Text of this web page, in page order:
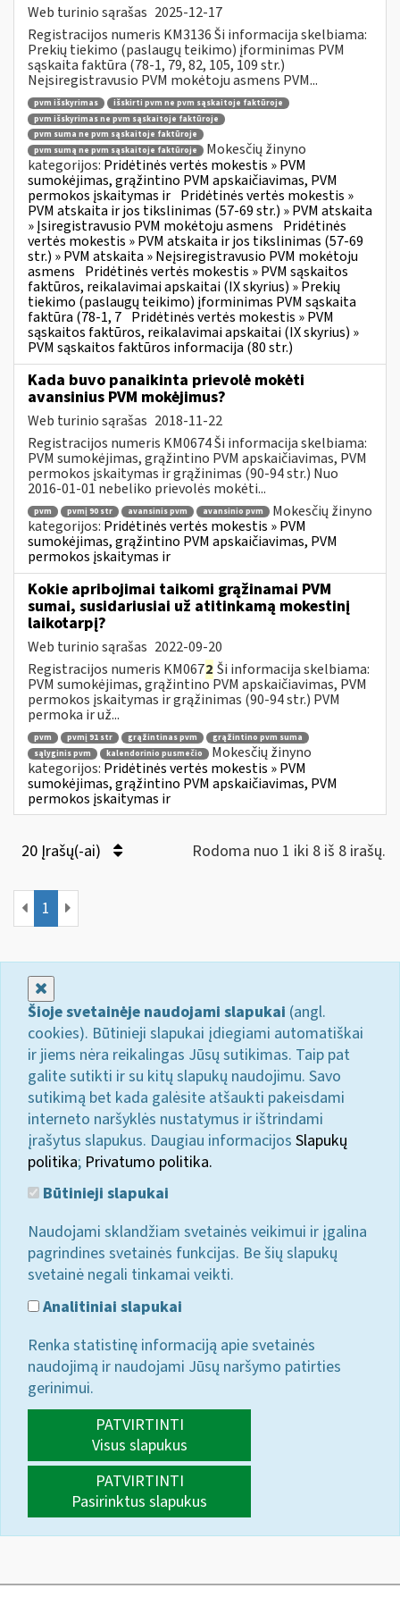
Web turinio sąrašas 2025-12-17
Registracijos numeris KM3136 Ši informacija skelbiama:
Prekių tiekimo (paslaugų teikimo) įforminimas PVM
sąskaita faktūra (78-1, 79, 82, 105, 109 str.)
Neįsiregistravusio PVM mokėtoju asmens PVM...
pvm išskyrimas
išskirti pvm ne pvm sąskaitoje faktūroje
pvm išskyrimas ne pvm sąskaitoje faktūroje
pvm suma ne pvm sąskaitoje faktūroje
pvm sumą ne pvm sąskaitoje faktūroje
Mokesčių žinyno
kategorijos: Pridėtinės vertės mokestis » PVM
sumokėjimas, grąžintino PVM apskaičiavimas, PVM
permokos įskaitymas ir Pridėtinės vertės mokestis »
PVM atskaita ir jos tikslinimas (57-69 str.) » PVM atskaita
» Įsiregistravusio PVM mokėtoju asmens Pridėtinės
vertės mokestis » PVM atskaita ir jos tikslinimas (57-69
str.) » PVM atskaita » Neįsiregistravusio PVM mokėtoju
asmens Pridėtinės vertės mokestis » PVM sąskaitos
faktūros, reikalavimai apskaitai (IX skyrius) » Prekių
tiekimo (paslaugų teikimo) įforminimas PVM sąskaita
faktūra (78-1, 7 Pridėtinės vertės mokestis » PVM
sąskaitos faktūros, reikalavimai apskaitai (IX skyrius) »
PVM sąskaitos faktūros informacija (80 str.)
Kada buvo panaikinta prievolė mokėti
avansinius PVM mokėjimus?
Web turinio sąrašas 2018-11-22
Registracijos numeris KM0674 Ši informacija skelbiama:
PVM sumokėjimas, grąžintino PVM apskaičiavimas, PVM
permokos įskaitymas ir grąžinimas (90-94 str.) Nuo
2016-01-01 nebeliko prievolės mokėti...
pvm pvmį 90 str avansinis pvm avansinio pvm
Mokesčių žinyno
kategorijos: Pridėtinės vertės mokestis » PVM
sumokėjimas, grąžintino PVM apskaičiavimas, PVM
permokos įskaitymas ir
Kokie apribojimai taikomi grąžinamai PVM
sumai, susidariusiai už atitinkamą mokestinį
laikotarpį?
Web turinio sąrašas 2022-09-20
Registracijos numeris KM0672 Ši informacija skelbiama:
PVM sumokėjimas, grąžintino PVM apskaičiavimas, PVM
permokos įskaitymas ir grąžinimas (90-94 str.) PVM
permoka ir už...
pvm pvmį 91 str grąžintinas pvm
grąžintino pvm suma
sąlyginis pvm
kalendorinio pusmečio
Mokesčių žinyno
kategorijos: Pridėtinės vertės mokestis » PVM
sumokėjimas, grąžintino PVM apskaičiavimas, PVM
permokos įskaitymas ir
20 Įrašų(-ai) Rodoma nuo 1 iki 8 iš 8 irašų.
1
Šioje svetainėje naudojami slapukai (angl.
cookies). Būtinieji slapukai įdiegiami automatiškai
ir jiems nėra reikalingas Jūsų sutikimas. Taip pat
galite sutikti ir su kitų slapukų naudojimu. Savo
sutikimą bet kada galėsite atšaukti pakeisdami
interneto naršyklės nustatymus ir ištrindami
įrašytus slapukus. Daugiau informacijos Slapukų
politika; Privatumo politika.
Būtinieji slapukai
Naudojami sklandžiam svetainės veikimui ir įgalina
pagrindines svetainės funkcijas. Be šių slapukų
svetainė negali tinkamai veikti.
Analitiniai slapukai
Renka statistinę informaciją apie svetainės
naudojimą ir naudojami Jūsų naršymo patirties
gerinimui.
PATVIRTINTI
Visus slapukus
PATVIRTINTI
Pasirinktus slapukus